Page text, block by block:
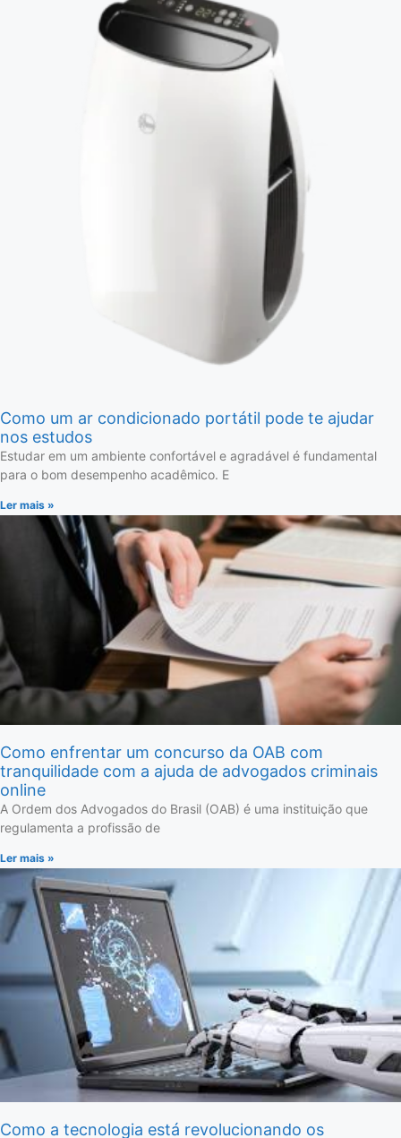
Como um ar condicionado portátil pode te ajudar
nos estudos
Estudar em um ambiente confortável e agradável é fundamental
para o bom desempenho acadêmico. E
Ler mais »
Como enfrentar um concurso da OAB com
tranquilidade com a ajuda de advogados criminais
online
A Ordem dos Advogados do Brasil (OAB) é uma instituição que
regulamenta a profissão de
Ler mais »
Como a tecnologia está revolucionando os